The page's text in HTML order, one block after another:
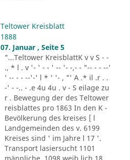
Teltower Kreisblatt
1888
07. Januar , Seite 5
"...Teltower KreisblattK v v S - -
., * l . v '- ' - - ' -- '- -,- - "-- - - --'
' -- - - --'-' l * ' '- , "' A .* il .r . .
-' - -.. - .e 4u 4u . v - S eilage zu
r . Bewegung der des Teltower
reisblattes pro 1863 In den K -
Bevölkerung des kreises [ l
Landgemeinden des v. 6199
Kreises sind ' im Jahre l 17 '.
Transport lasiersucht 1101